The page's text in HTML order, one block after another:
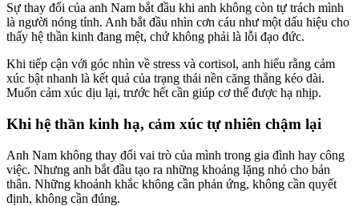
Sự thay đổi của anh Nam bắt đầu khi anh không còn tự trách mình
là người nóng tính. Anh bắt đầu nhìn cơn cáu như một dấu hiệu cho
thấy hệ thần kinh đang mệt, chứ không phải là lỗi đạo đức.
Khi tiếp cận với góc nhìn về stress và cortisol, anh hiểu rằng cảm
xúc bật nhanh là kết quả của trạng thái nền căng thẳng kéo dài.
Muốn cảm xúc dịu lại, trước hết cần giúp cơ thể được hạ nhịp.
Khi hệ thần kinh hạ, cảm xúc tự nhiên chậm lại
Anh Nam không thay đổi vai trò của mình trong gia đình hay công
việc. Nhưng anh bắt đầu tạo ra những khoảng lặng nhỏ cho bản
thân. Những khoảnh khắc không cần phản ứng, không cần quyết
định, không cần đúng.